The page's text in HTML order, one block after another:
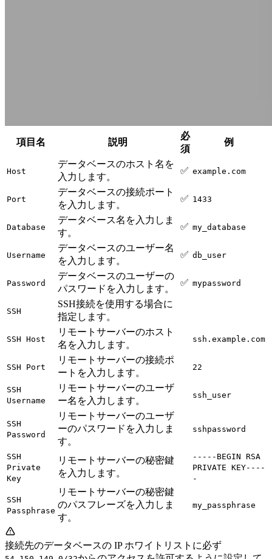
項目名 説明
必
須
例
Host
データベースのホスト名を
入力します。
✅ example.com
Port
データベースの接続ポート
を入力します。
✅ 1433
Database
データベース名を入力しま
す。
✅ my_database
Username
データベースのユーザー名
を入力します。
✅ db_user
Password
データベースのユーザーの
パスワードを入力します。
✅ mypassword
SSH
SSH接続を使用する場合に
指定します。
SSH Host
リモートサーバーのホスト
名を入力します。
ssh.example.com
SSH Port
リモートサーバーの接続ポ
ートを入力します。
22
SSH
Username
リモートサーバーのユーザ
ー名を入力します。
ssh_user
SSH
Password
リモートサーバーのユーザ
ーのパスワードを入力しま
す。
sshpassword
SSH
Private
Key
リモートサーバーの秘密鍵
を入力します。
-----BEGIN RSA
PRIVATE KEY----
-
SSH
Passphrase
リモートサーバーの秘密鍵
のパスフレーズを入力しま
す。
my_passphrase
接続先のデータベースの IP ホワイトリストに必ず